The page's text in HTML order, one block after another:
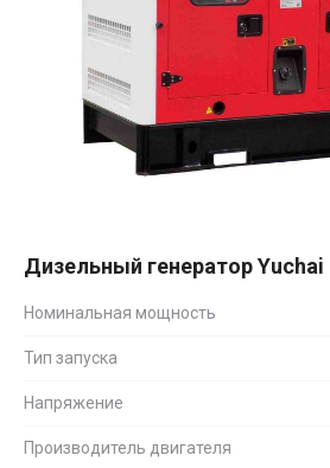
Дизельный генератор Yuchai
Номинальная мощность
Тип запуска
Напряжение
Производитель двигателя